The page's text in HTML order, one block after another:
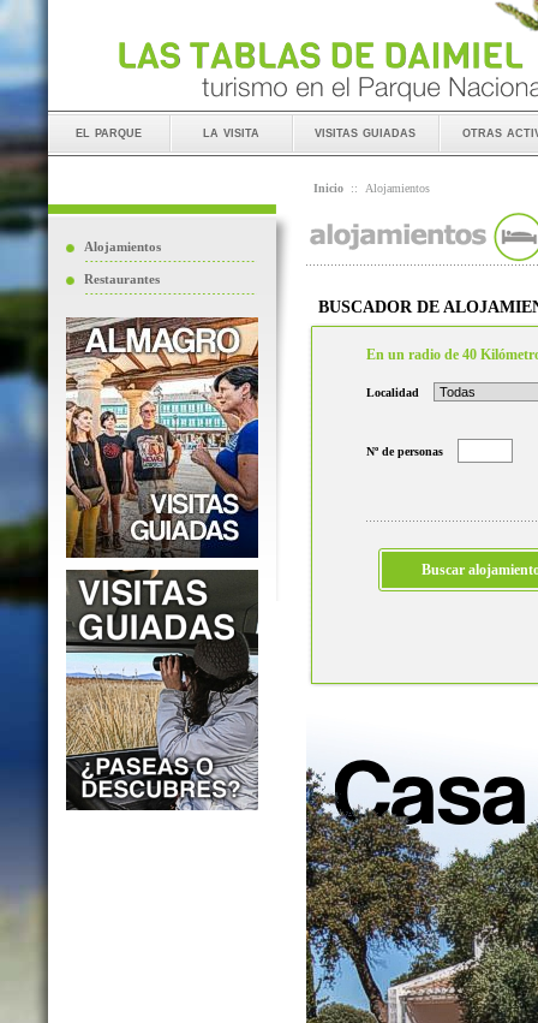
el parque la visita visitas guiadas otras
Alojamientos
Restaurantes
Inicio :: Alojamientos
BUSCADOR DE
En un radio de 40
Localidad
Nº de personas